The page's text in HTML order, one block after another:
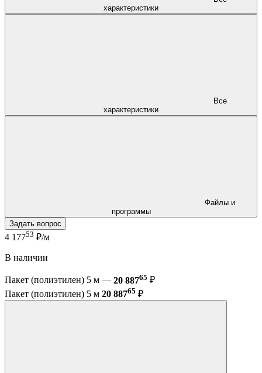
характеристики
характеристики
программы
Задать вопрос
4 17753 ₽/м
В наличии
Пакет (полиэтилен) 5 м — 20 88765 ₽
Пакет (полиэтилен) 5 м 20 88765 ₽